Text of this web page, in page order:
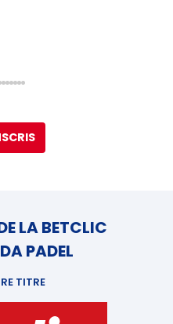
LA BETCLIC
PADEL
TITRE